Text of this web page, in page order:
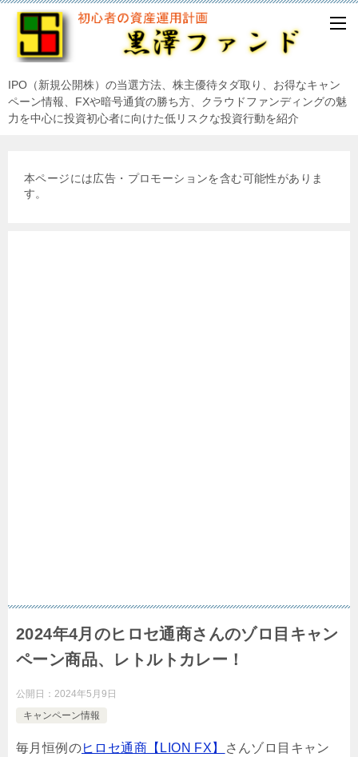
IPO（新規公開株）の当選方法、株主優待タダ取り、お得なキャン
ペーン情報、FXや暗号通貨の勝ち方、クラウドファンディングの魅
力を中心に投資初心者に向けた低リスクな投資行動を紹介
本ページには広告・プロモーションを含む可能性がありま
す。
2024年4月のヒロセ通商さんのゾロ目キャン
ペーン商品、レトルトカレー！
公開日： 2024年5月9日
キャンペーン情報
毎月恒例のヒロセ通商【LION FX】
さんゾロ目キャン